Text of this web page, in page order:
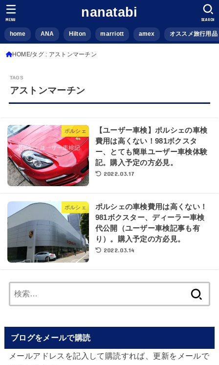
nanatabi
home ANA Hilton marriott amex オススメ旅行用品
SEARCH
MENU
HOME タグ : アストンマーチン
アストンマーチン
ポルシェ
【ユーザー車検】ポルシェの車検
費用は高くない！981ボクスタ
ー、とても簡単ユーザー車検体験
記。購入予定の方必見。
2022.03.17
ポルシェ
ポルシェの車検費用は高くない！
981ボクスター、ディーラー車検
代公開（ユーザー車検記事も有
り）。購入予定の方必見。
2022.03.14
索:
ブログをメールで購読
メールアドレスを記入して購読すれば、更新をメールで